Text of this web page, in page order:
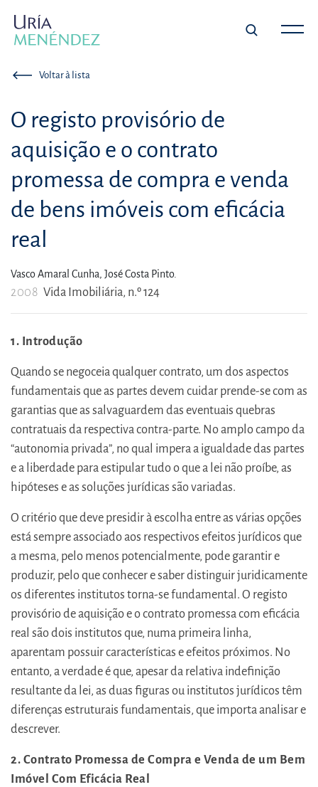
Voltar à lista
O registo provisório de
aquisição e o contrato
promessa de compra e venda
de bens imóveis com eficácia
real
Vasco Amaral Cunha, José Costa Pinto.
2008 Vida Imobiliária, n.º 124
1. Introdução
Quando se negoceia qualquer contrato, um dos aspectos
fundamentais que as partes devem cuidar prende-se com as
garantias que as salvaguardem das eventuais quebras
contratuais da respectiva contra-parte. No amplo campo da
“autonomia privada”, no qual impera a igualdade das partes
e a liberdade para estipular tudo o que a lei não proíbe, as
hipóteses e as soluções jurídicas são variadas.
O critério que deve presidir à escolha entre as várias opções
está sempre associado aos respectivos efeitos jurídicos que
a mesma, pelo menos potencialmente, pode garantir e
produzir, pelo que conhecer e saber distinguir juridicamente
os diferentes institutos torna-se fundamental. O registo
provisório de aquisição e o contrato promessa com eficácia
real são dois institutos que, numa primeira linha,
aparentam possuir características e efeitos próximos. No
entanto, a verdade é que, apesar da relativa indefinição
resultante da lei, as duas figuras ou institutos jurídicos têm
diferenças estruturais fundamentais, que importa analisar e
descrever.
2. Contrato Promessa de Compra e Venda de um Bem
Imóvel Com Eficácia Real